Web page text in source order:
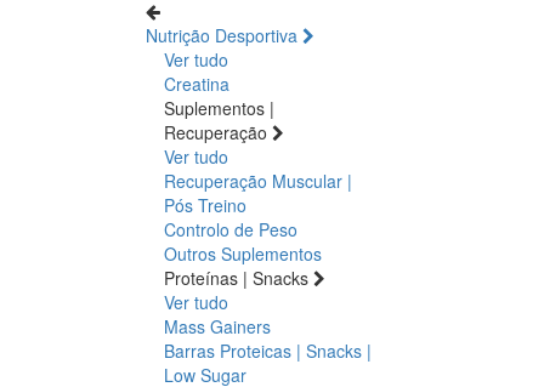
Nutrição Desportiva
Ver tudo
Creatina
Suplementos |
Recuperação
Ver tudo
Recuperação Muscular |
Pós Treino
Controlo de Peso
Outros Suplementos
Proteínas | Snacks
Ver tudo
Mass Gainers
Barras Proteicas | Snacks |
Low Sugar